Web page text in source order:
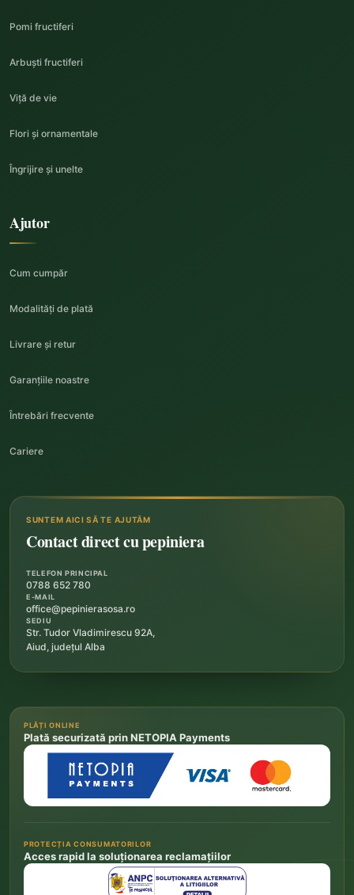
Pomi fructiferi
Arbuști fructiferi
Viță de vie
Flori și ornamentale
Îngrijire și unelte
Ajutor
Cum cumpăr
Modalități de plată
Livrare și retur
Garanțiile noastre
Întrebări frecvente
Cariere
SUNTEM AICI SĂ TE AJUTĂM
Contact direct cu pepiniera
TELEFON PRINCIPAL
0788 652 780
E-MAIL
office@pepinierasosa.ro
SEDIU
Str. Tudor Vladimirescu 92A,
Aiud, județul Alba
PLĂȚI ONLINE
Plată securizată prin NETOPIA Payments
PROTECȚIA CONSUMATORILOR
Acces rapid la soluționarea reclamațiilor